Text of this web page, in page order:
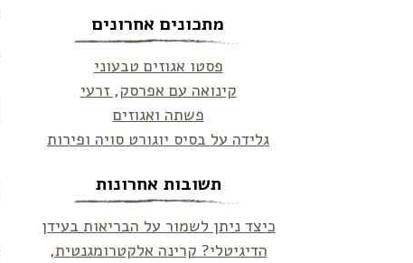
מתכונים אחרונים
פסטו אגוזים טבעוני
קינואה עם אפרסק, זרעי
פשתה ואגוזים
גלידה על בסיס יוגורט סויה ופירות
תשובות אחרונות
כיצד ניתן לשמור על הבריאות בעידן
הדיגיטלי? קרינה אלקטרומגנטית,